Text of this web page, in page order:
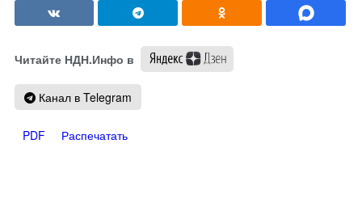
Читайте НДН.Инфо в
Канал в Telegram
PDF Распечатать